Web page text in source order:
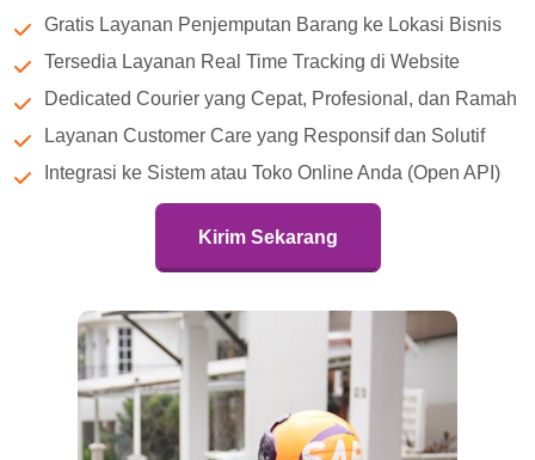
Gratis Layanan Penjemputan Barang ke Lokasi Bisnis
Tersedia Layanan Real Time Tracking di Website
Dedicated Courier yang Cepat, Profesional, dan Ramah
Layanan Customer Care yang Responsif dan Solutif
Integrasi ke Sistem atau Toko Online Anda (Open API)
Kirim Sekarang